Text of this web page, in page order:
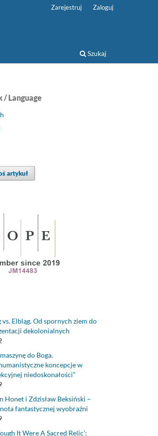
Szukaj
Zarejestruj Zaloguj
/ Language
artykuł
vs. Elbląg. Od spornych ziem do
dekolonialnych
do Boga.
koncepcje w
niedoskonałości”
Honet i Zdzisław Beksiński –
fantastycznej wyobraźni
It Were A Sacred Relic’: